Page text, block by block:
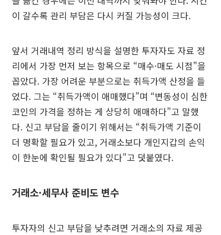
이 갈수록 관리 부담은 다시 커질 가능성이 크다.
앞서 거래내역 정리 방식을 설명한 투자자도 자료 정
리에서 가장 먼저 보는 항목으로 “매수·매도 시점”을
꼽았다. 가장 어려운 부분으로는 취득가액 산정을 들
었다. 그는 “취득가액이 애매했다”며 “변동성이 심한
코인의 가격을 정하는 게 상당히 애매하다”고 말했
다. 신고 부담을 줄이기 위해서는 “취득가액 기준이
더 명확할 필요가 있고, 거래소보다 개인지갑의 손익
이 한눈에 확인될 필요가 있다”고 덧붙였다.
거래소·세무사 준비도 변수
투자자의 신고 부담을 낮추려면 거래소의 자료 제공